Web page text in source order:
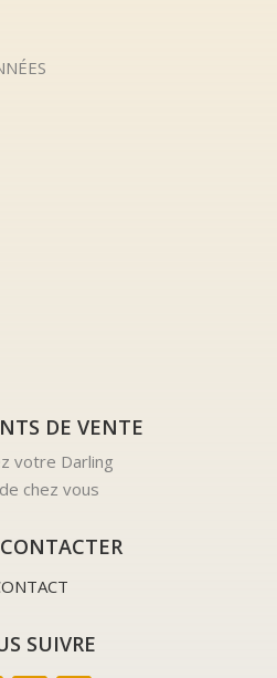
DE VENTE
votre Darling
chez vous
SUIVRE